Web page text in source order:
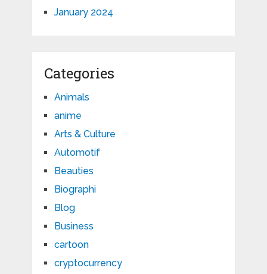
January 2024
Categories
Animals
anime
Arts & Culture
Automotif
Beauties
Biographi
Blog
Business
cartoon
cryptocurrency